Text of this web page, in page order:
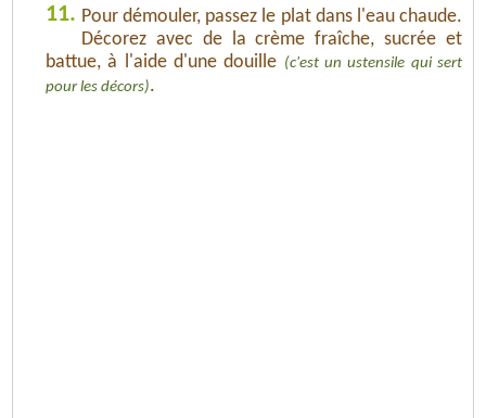
11. Pour démouler, passez le plat dans l'eau chaude.
Décorez avec de la crème fraîche, sucrée et
battue, à l'aide d'une douille (c'est un ustensile qui sert
pour les décors).